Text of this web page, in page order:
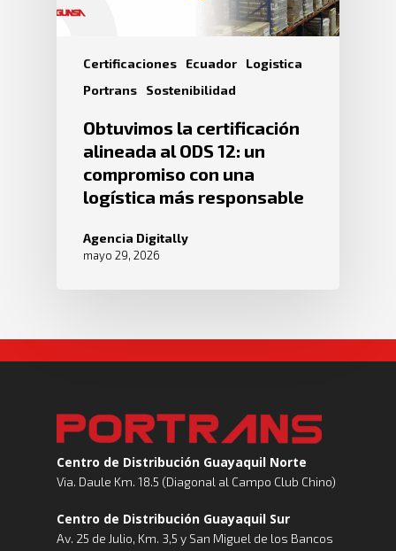
Certificaciones Ecuador
Logistica
Portrans
Sostenibilidad
Obtuvimos la certificación
alineada al ODS 12: un
compromiso con una
logística más responsable
Agencia Digitally
mayo 29, 2026
Centro de Distribución Guayaquil Norte
Via. Daule Km. 18.5 (Diagonal al Campo Club Chino)
Centro de Distribución Guayaquil Sur
Av. 25 de Julio, Km. 3,5 y San Miguel de los Bancos